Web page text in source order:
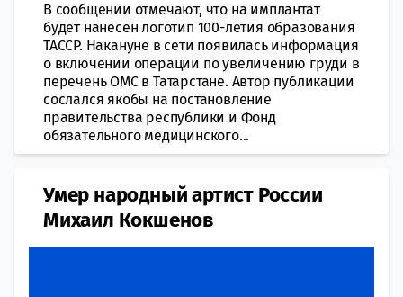
В сообщении отмечают, что на имплантат
будет нанесен логотип 100-летия образования
ТАССР. Накануне в сети появилась информация
о включении операции по увеличению груди в
перечень ОМС в Татарстане. Автор публикации
сослался якобы на постановление
правительства республики и Фонд
обязательного медицинского...
Умер народный артист России
Михаил Кокшенов